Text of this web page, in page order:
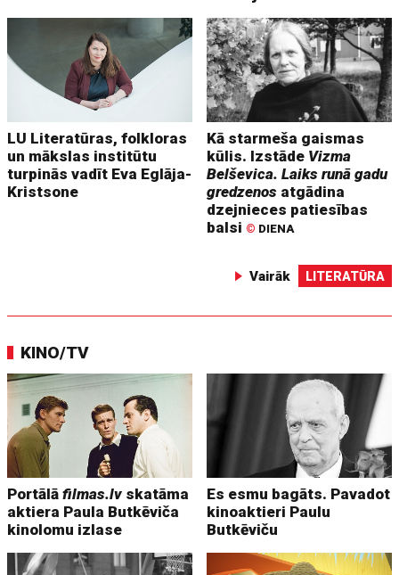
LU Literatūras, folkloras
un mākslas institūtu
turpinās vadīt Eva Eglāja-
Kristsone
Kā starmeša gaismas
kūlis. Izstāde Vizma
Belševica. Laiks runā gadu
gredzenos atgādina
dzejnieces patiesības
balsi © DIENA
Vairāk LITERATŪRA
KINO/TV
Portālāfilmas.lv skatāma
aktiera Paula Butkēviča
kinolomu izlase
Es esmu bagāts. Pavadot
kinoaktieri Paulu
Butkēviču